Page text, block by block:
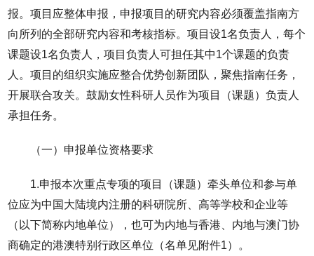
报。项目应整体申报，申报项目的研究内容必须覆盖指南方
向所列的全部研究内容和考核指标。项目设1名负责人，每个
课题设1名负责人，项目负责人可担任其中1个课题的负责
人。项目的组织实施应整合优势创新团队，聚焦指南任务，
开展联合攻关。鼓励女性科研人员作为项目（课题）负责人
承担任务。
（一）申报单位资格要求
1.申报本次重点专项的项目（课题）牵头单位和参与单
位应为中国大陆境内注册的科研院所、高等学校和企业等
（以下简称内地单位），也可为内地与香港、内地与澳门协
商确定的港澳特别行政区单位（名单见附件1）。